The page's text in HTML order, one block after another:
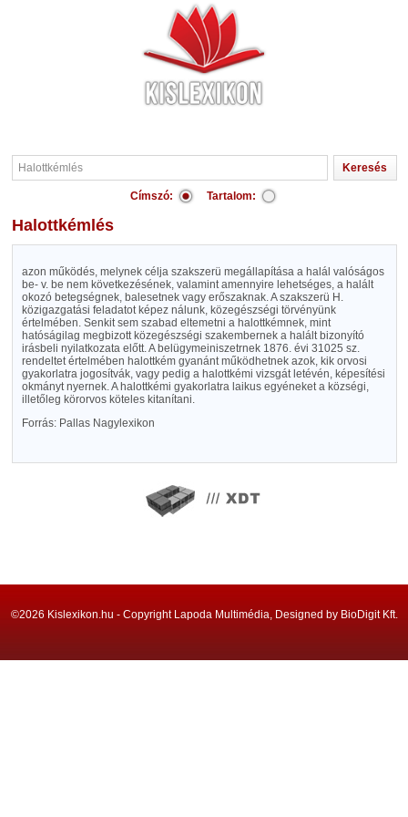
Címszó: Tartalom:
Halottkémlés
azon működés, melynek célja szakszerü megállapítása a halál valóságos
be- v. be nem következésének, valamint amennyire lehetséges, a halált
okozó betegségnek, balesetnek vagy erőszaknak. A szakszerü H.
közigazgatási feladatot képez nálunk, közegészségi törvényünk
értelmében. Senkit sem szabad eltemetni a halottkémnek, mint
hatóságilag megbizott közegészségi szakembernek a halált bizonyító
irásbeli nyilatkozata előtt. A belügymeiniszetrnek 1876. évi 31025 sz.
rendeltet értelmében halottkém gyanánt működhetnek azok, kik orvosi
gyakorlatra jogosítvák, vagy pedig a halottkémi vizsgát letévén, képesítési
okmányt nyernek. A halottkémi gyakorlatra laikus egyéneket a községi,
illetőleg körorvos köteles kitanítani.
Forrás: Pallas Nagylexikon
©2026 Kislexikon.hu - Copyright Lapoda Multimédia, Designed by BioDigit Kft.